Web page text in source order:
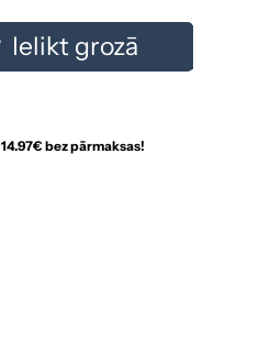
Ielikt grozā
14.97€ bez pārmaksas!